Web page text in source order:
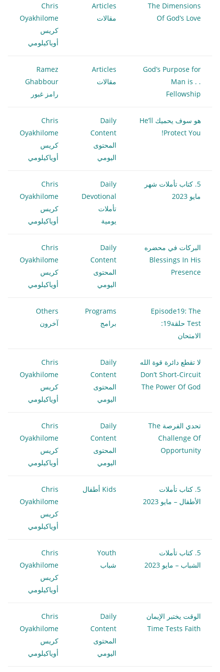
The Dimensions
Of God’s Love
Articles
مقالات
Chris
Oyakhilome
كريس
أوياكيلومي
God’s Purpose for
Man is . .
Fellowship
Articles
مقالات
Ramez
Ghabbour
رامز غبور
هو سوف يحميك He’ll
Protect You!
Daily
Content
المحتوى
اليومي
Chris
Oyakhilome
كريس
أوياكيلومي
5. كتاب تأملات شهر
مايو 2023
Daily
Devotional
تأملات
يومية
Chris
Oyakhilome
كريس
أوياكيلومي
البركات في محضره
Blessings In His
Presence
Daily
Content
المحتوى
اليومي
Chris
Oyakhilome
كريس
أوياكيلومي
Episode19: The
Test حلقة19:
الامتحان
Programs
برامج
Others
آخرون
لا تقطع دائرة قوة الله
Don’t Short-Circuit
The Power Of God
Daily
Content
المحتوى
اليومي
Chris
Oyakhilome
كريس
أوياكيلومي
تحدي الفرصة The
Challenge Of
Opportunity
Daily
Content
المحتوى
اليومي
Chris
Oyakhilome
كريس
أوياكيلومي
5. كتاب تأملات
الأطفال – مايو 2023
Kids أطفال
Chris
Oyakhilome
كريس
أوياكيلومي
5. كتاب تأملات
الشباب – مايو 2023
Youth
شباب
Chris
Oyakhilome
كريس
أوياكيلومي
الوقت يختبر الإيمان
Time Tests Faith
Daily
Content
المحتوى
اليومي
Chris
Oyakhilome
كريس
أوياكيلومي